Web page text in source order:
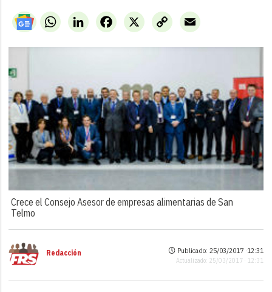
WhatsAppLinkedIn X
Facebook
Copy
Link
Email
Crece el Consejo Asesor de empresas alimentarias de San
Telmo
Redacción Publicado: 25/03/2017 ·12:31
Actualizado: 25/03/2017 · 12:31